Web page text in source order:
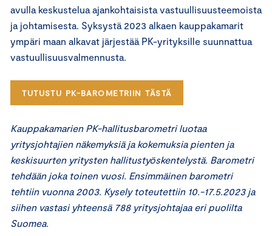
avulla keskustelua ajankohtaisista vastuullisuusteemoista
ja johtamisesta. Syksystä 2023 alkaen kauppakamarit
ympäri maan alkavat järjestää PK-yrityksille suunnattua
vastuullisuusvalmennusta.
TUTUSTU PK-BAROMETRIIN TÄSTÄ
Kauppakamarien PK-hallitusbarometri luotaa
yritysjohtajien näkemyksiä ja kokemuksia pienten ja
keskisuurten yritysten hallitustyöskentelystä. Barometri
tehdään joka toinen vuosi. Ensimmäinen barometri
tehtiin vuonna 2003. Kysely toteutettiin 10.-17.5.2023 ja
siihen vastasi yhteensä 788 yritysjohtajaa eri puolilta
Suomea.